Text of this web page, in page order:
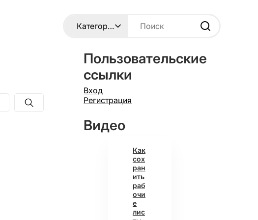
Пользовательские
ссылки
Вход
Регистрация
Видео
Как
сох
ран
ить
раб
очи
е
лис